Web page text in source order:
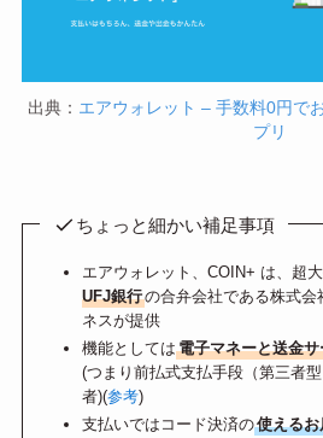
出典： エアウォレット – 手数料0円で
プリ
ちょっと細かい補足事項
エアウォレット、COIN+ は、超
UFJ銀行の合弁会社である株式会
ネスが提供
機能としては電子マネーと送金
(つまり前払式支払手段（第三者
者)(参考)
支払いではコード決済の使える